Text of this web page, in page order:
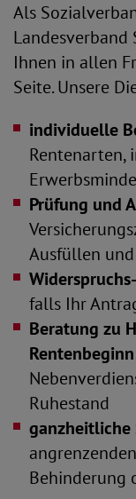
Als
Ihnen in allen
Seite. Unsere
individuelle
Rentenarten,
Prüfung und
Ausfüllen
falls Ihr
Beratung zu
Ruhestand
ganzheitliche
Behinderung